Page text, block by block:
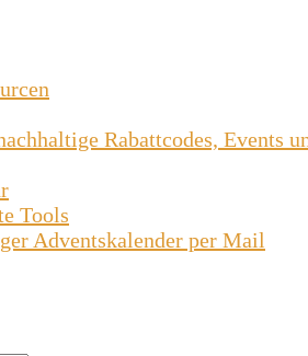
Rabattcodes, Events
Tools
Adventskalender per Mail